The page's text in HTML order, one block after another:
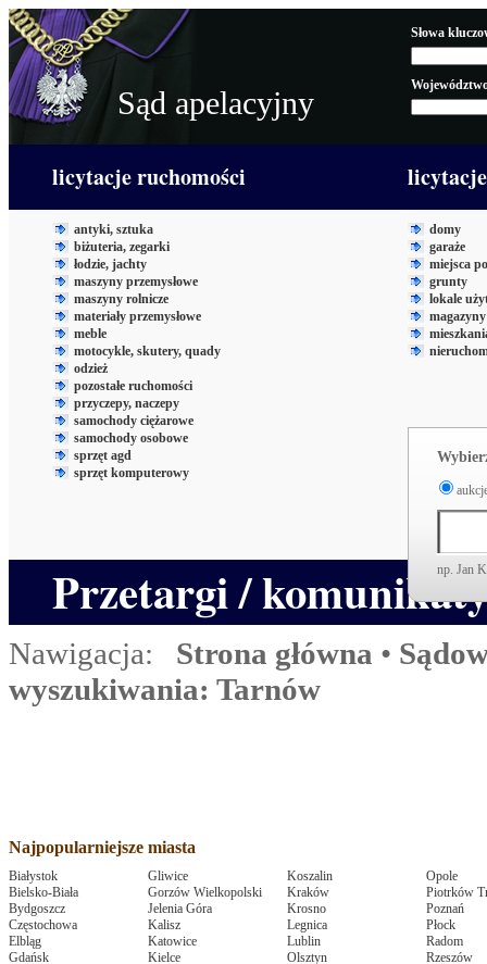
Sąd apelacyjny
Słowa
licytacje ruchomości
antyki, sztuka
biżuteria, zegarki
łodzie, jachty
maszyny przemysłowe
maszyny rolnicze
materiały przemysłowe
meble
motocykle, skutery, quady
odzież
pozostałe ruchomości
przyczepy, naczepy
samochody ciężarowe
samochody osobowe
sprzęt agd
sprzęt komputerowy
domy
garaże
miejsca
grunty
lokale
Przetargi / np. Jan
Nawigacja: Strona główna •
wyszukiwania: Tarnów
Najpopularniejsze miasta
Białystok
Bielsko-Biała
Bydgoszcz
Częstochowa
Elbląg
Gdańsk
Gliwice
Gorzów Wielkopolski
Jelenia Góra
Kalisz
Katowice
Kielce
Koszalin
Kraków
Krosno
Legnica
Lublin
Olsztyn
Opole
Piotrków
Poznań
Płock
Radom
Rzeszów